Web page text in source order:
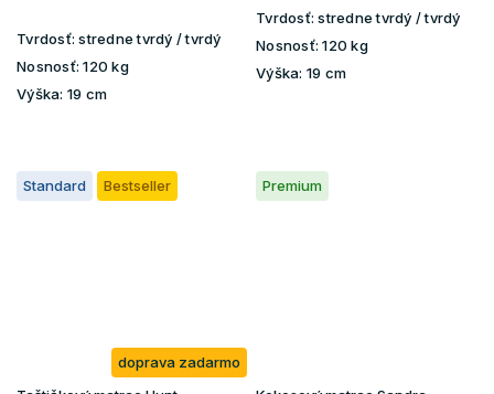
Tvrdosť: stredne tvrdý / tvrdý
Nosnosť: 120 kg
Výška: 19 cm
Tvrdosť: stredne tvrdý / tvrdý
Nosnosť: 120 kg
Výška: 19 cm
Standard Bestseller
doprava zadarmo
Premium